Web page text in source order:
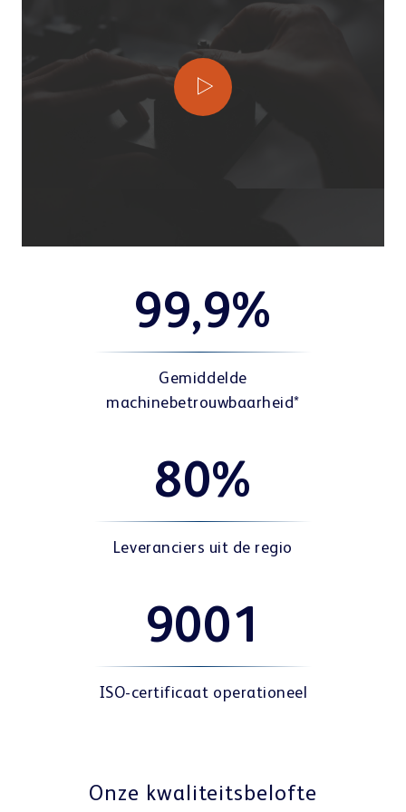
99,9%
Gemiddelde
machinebetrouwbaarheid*
80%
Leveranciers uit de regio
9001
ISO-certificaat operationeel
Onze kwaliteitsbelofte